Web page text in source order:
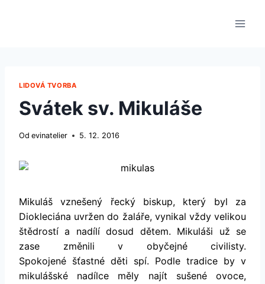
LIDOVÁ TVORBA
Svátek sv. Mikuláše
Od evinatelier 5. 12. 2016
Mikuláš vznešený řecký biskup, který byl za
Diokleciána uvržen do žaláře, vynikal vždy velikou
štědrostí a nadílí dosud dětem. Mikuláši už se
zase změnili v obyčejné civilisty.
Spokojené šťastné děti spí. Podle tradice by v
mikulášské nadílce měly najít sušené ovoce,